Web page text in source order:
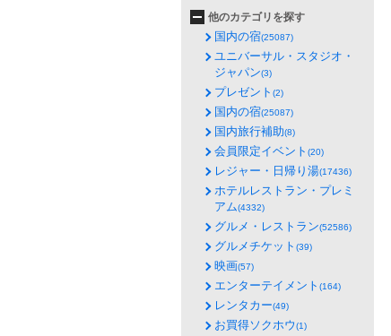
他のカテゴリを探す
国内の宿(25087)
ユニバーサル・スタジオ・
ジャパン(3)
プレゼント (2)
国内の宿(25087)
国内旅行補助(8)
会員限定イベント (20)
レジャー・日帰り湯(17436)
ホテルレストラン・プレミ
アム(4332)
グルメ・レストラン(52586)
グルメチケット (39)
映画(57)
エンターテイメント (164)
レンタカー(49)
お買得ソクホウ(1)